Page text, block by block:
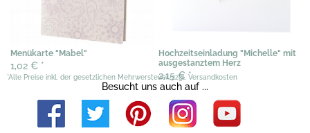
Menükarte "Mabel"
1,02 € *
Hochzeitseinladung "Michelle" mit
ausgestanztem Herz
2,15 € *
*Alle Preise inkl. der gesetzlichen Mehrwersteuer, zzgl. Versandkosten
Besucht uns auch auf ...